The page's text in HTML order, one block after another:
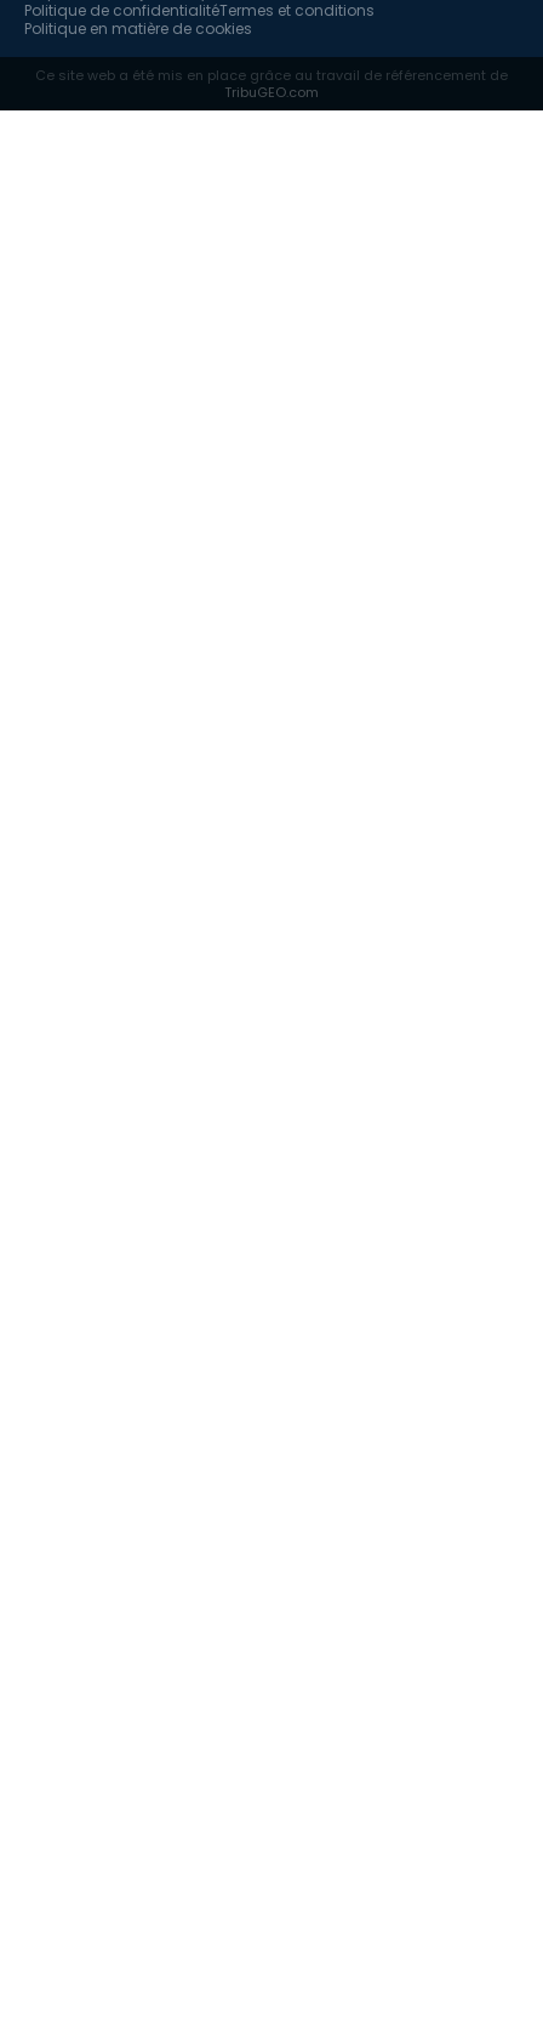
Politique de confidentialitéTermes et conditions
Politique en matière de cookies
Ce site web a été mis en place grâce au travail de référencement de
TribuGEO.com